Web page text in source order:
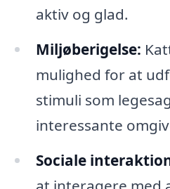
aktiv og glad.
Miljøberigelse:
mulighed for at
stimuli som
interessante
Sociale